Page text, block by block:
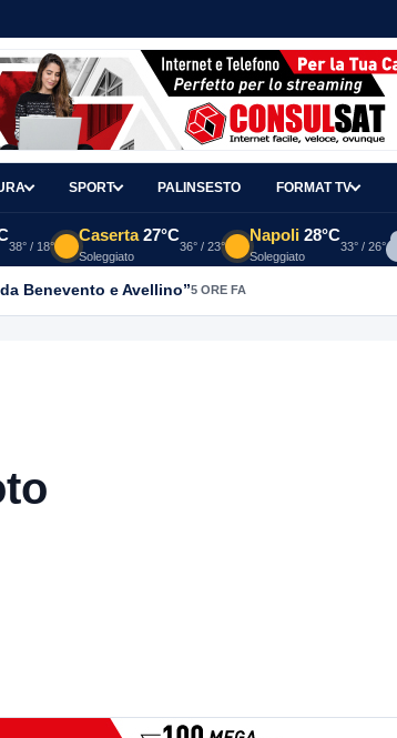
SPORT PALINSESTO FORMAT TV
38° / 18°
Caserta 27°C
Soleggiato
36° / 23°
Napoli 28°C
Soleggiato
33° / 26°
Benevento e Avellino”5 ORE FA